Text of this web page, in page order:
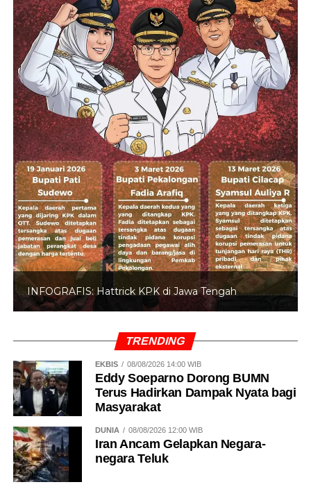
INFOGRAFIS: 5 Anggota DPR Dinonaktifkan
TRENDING
EKBIS 08/08/2026 14:00 WIB
Eddy Soeparno Dorong BUMN
Terus Hadirkan Dampak Nyata bagi
Masyarakat
DUNIA 08/08/2026 12:00 WIB
Iran Ancam Gelapkan Negara-
negara Teluk